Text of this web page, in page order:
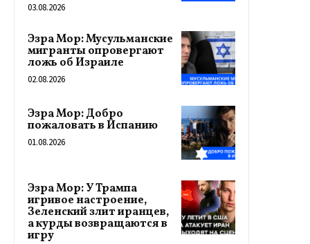
03.08.2026
Эзра Мор: Мусульманские
мигранты опровергают
ложь об Израиле
02.08.2026
Эзра Мор: Добро
пожаловать в Испанию
01.08.2026
Эзра Мор: У Трампа
игривое настроение,
Зеленский злит иранцев,
а курды возвращаются в
игру